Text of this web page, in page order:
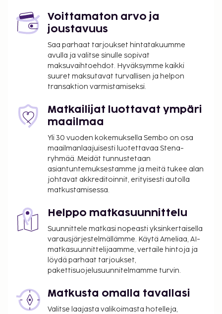
Voittamaton arvo ja
joustavuus
Saa parhaat tarjoukset hintatakuumme
avulla ja valitse sinulle sopivat
maksuvaihtoehdot. Hyväksymme kaikki
suuret maksutavat turvallisen ja helpon
transaktion varmistamiseksi.
Matkailijat luottavat ympäri
maailmaa
Yli 30 vuoden kokemuksella Sembo on osa
maailmanlaajuisesti luotettavaa Stena-
ryhmää. Meidät tunnustetaan
asiantuntemuksestamme ja meitä tukee alan
johtavat akkreditoinnit, erityisesti autolla
matkustamisessa.
Helppo matkasuunnittelu
Suunnittele matkasi nopeasti yksinkertaisella
varausjärjestelmällämme. Käytä Ameliaa, AI-
matkasuunnittelijaamme, vertaile hintoja ja
löydä parhaat tarjoukset,
pakettisuojelusuunnitelmamme turvin.
Matkusta omalla tavallasi
Valitse laajasta valikoimasta hotelleja,